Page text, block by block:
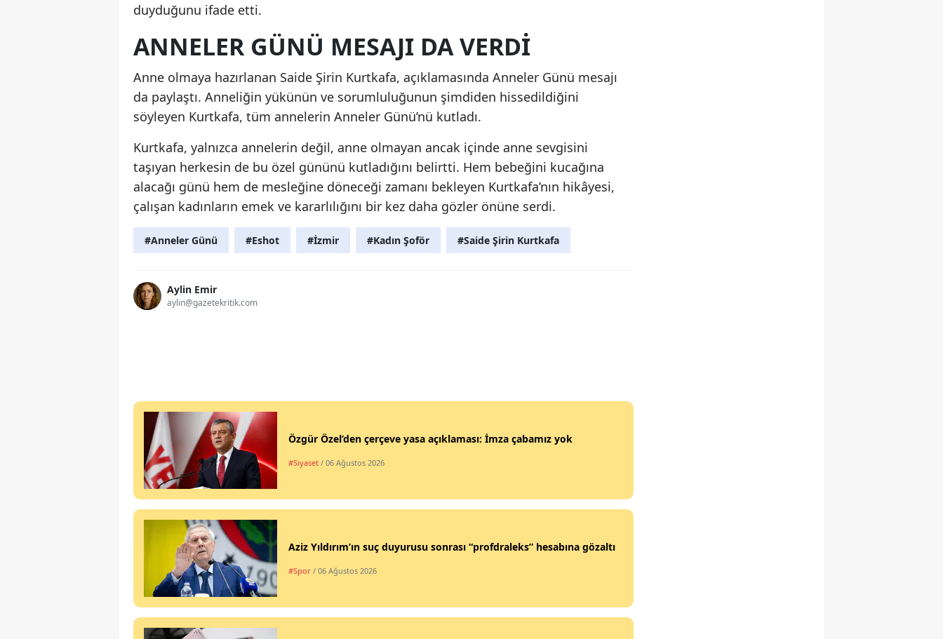
duyduğunu ifade etti.
ANNELER GÜNÜ MESAJI DA VERDI
Anne olmaya hazırlanan Saide Şirin Kurtkafa, açıklamasında Anneler Günü mesajı
da paylaştı. Anneliğin yükünün ve sorumluluğunun şimdiden hissedildiğini
söyleyen Kurtkafa, tüm annelerin Anneler Günü’nü kutladı.
Kurtkafa, yalnızca annelerin değil, anne olmayan ancak içinde anne sevgisini
taşıyan herkesin de bu özel gününü kutladığını belirtti. Hem bebeğini kucağına
alacağı günü hem de mesleğine döneceği zamanı bekleyen Kurtkafa’nın hikâyesi,
çalışan kadınların emek ve kararlılığını bir kez daha gözler önüne serdi.
#Anneler Günü #Eshot #İzmir #Kadın Şoför #Saide Şirin Kurtkafa
Aylin Emir
aylin@gazetekritik.com
Özgür Özel’den çerçeve yasa açıklaması: İmza çabamız yok
#Siyaset / 06 Ağustos 2026
Aziz Yıldırım’ın suç duyurusu sonrası “profdraleks” hesabına gözaltı
#Spor / 06 Ağustos 2026